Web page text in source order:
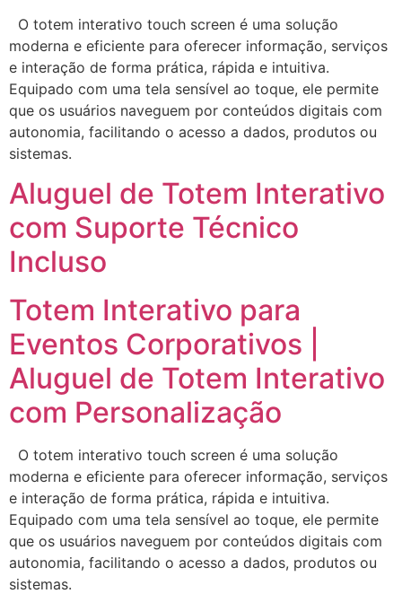
O totem interativo touch screen é uma solução
moderna e eficiente para oferecer informação, serviços
e interação de forma prática, rápida e intuitiva.
Equipado com uma tela sensível ao toque, ele permite
que os usuários naveguem por conteúdos digitais com
autonomia, facilitando o acesso a dados, produtos ou
sistemas.
Aluguel de Totem Interativo
com Suporte Técnico
Incluso
Totem Interativo para
Eventos Corporativos |
Aluguel de Totem Interativo
com Personalização
O totem interativo touch screen é uma solução
moderna e eficiente para oferecer informação, serviços
e interação de forma prática, rápida e intuitiva.
Equipado com uma tela sensível ao toque, ele permite
que os usuários naveguem por conteúdos digitais com
autonomia, facilitando o acesso a dados, produtos ou
sistemas.